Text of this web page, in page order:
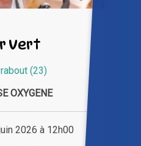
Vert
(23)
OXYGENE
2026 à 12h00